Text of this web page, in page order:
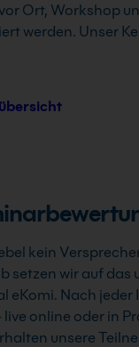
Ort, Workshop
werden. Unser
kein
setzen wir auf das
eKomi. Nach jeder
online oder in
unsere